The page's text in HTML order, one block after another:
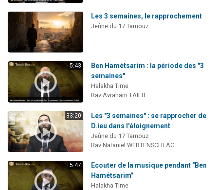
Les 3 semaines, le rapprochement
Jeûne du 17 Tamouz
5:43
Ben Hamétsarim : la période des "3
semaines"
Halakha Time
Rav Avraham TAIEB
33:20
Les "3 semaines" : se rapprocher de
D.ieu dans l'éloignement
Jeûne du 17 Tamouz
Rav Nataniel WERTENSCHLAG
5:47
Ecouter de la musique pendant "Ben
Hamétsarim"
Halakha Time